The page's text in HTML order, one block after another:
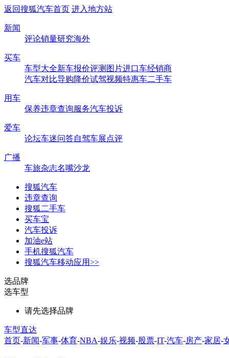
返回搜狐汽车首页 进入地方站
新闻
评论销量研究海外
买车
车型大全新车报价评测 图片进口车经销商
汽车对比导购降价试驾视频特惠车二手车
用车
保养违章查询服务汽车投诉
爱车
论坛车迷问答自驾车展点评
广播
车旅杂志名嘴沙龙
搜狐汽车
违章查询
搜狐二手车
买车宝
汽车投诉
加油e站
手机搜狐汽车
搜狐汽车移动应用>>
选品牌
选车型
请先选择品牌
车型直达
首页-新闻-军事-体育-NBA-娱乐-视频-股票-IT-汽车-房产-家居-